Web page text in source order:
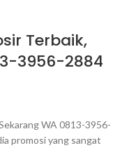
Terbaik,
3956-2884
WA 0813-3956-
promosi yang sangat